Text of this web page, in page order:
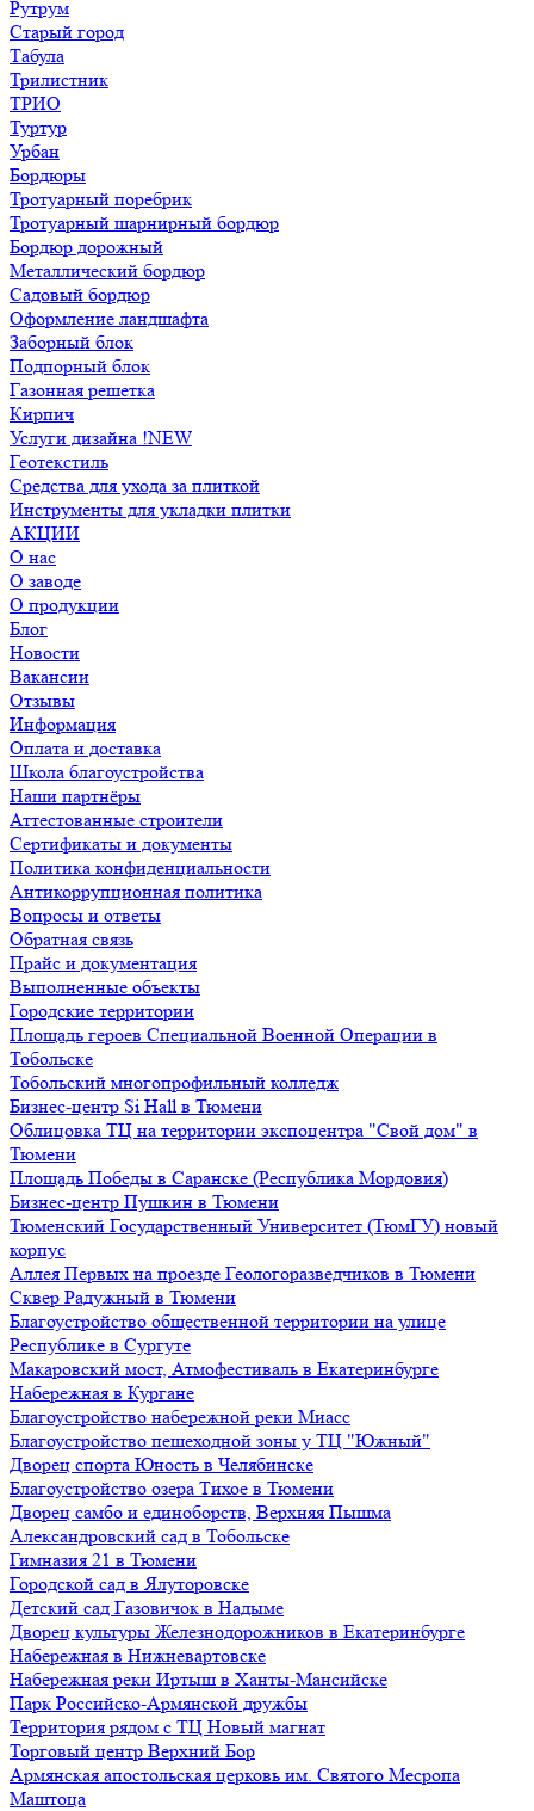
Рутрум
Старый город
Табула
Трилистник
ТРИО
Туртур
Урбан
Бордюры
Тротуарный поребрик
Тротуарный шарнирный бордюр
Бордюр дорожный
Металлический бордюр
Садовый бордюр
Оформление ландшафта
Заборный блок
Подпорный блок
Газонная решетка
Кирпич
Услуги дизайна !NEW
Геотекстиль
Средства для ухода за плиткой
Инструменты для укладки плитки
АКЦИИ
О нас
О заводе
О продукции
Блог
Новости
Вакансии
Отзывы
Информация
Оплата и доставка
Школа благоустройства
Наши партнёры
Аттестованные строители
Сертификаты и документы
Политика конфиденциальности
Антикоррупционная политика
Вопросы и ответы
Обратная связь
Прайс и документация
Выполненные объекты
Городские территории
Площадь героев Специальной Военной Операции в
Тобольске
Тобольский многопрофильный колледж
Бизнес-центр Si Hall в Тюмени
Облицовка ТЦ на территории экспоцентра "Свой дом" в
Тюмени
Площадь Победы в Саранске (Республика Мордовия)
Бизнес-центр Пушкин в Тюмени
Тюменский Государственный Университет (ТюмГУ) новый
корпус
Аллея Первых на проезде Геологоразведчиков в Тюмени
Сквер Радужный в Тюмени
Благоустройство общественной территории на улице
Республике в Сургуте
Макаровский мост, Атмофестиваль в Екатеринбурге
Набережная в Кургане
Благоустройство набережной реки Миасс
Благоустройство пешеходной зоны у ТЦ "Южный"
Дворец спорта Юность в Челябинске
Благоустройство озера Тихое в Тюмени
Дворец самбо и единоборств, Верхняя Пышма
Александровский сад в Тобольске
Гимназия 21 в Тюмени
Городской сад в Ялуторовске
Детский сад Газовичок в Надыме
Дворец культуры Железнодорожников в Екатеринбурге
Набережная в Нижневартовске
Набережная реки Иртыш в Ханты-Мансийске
Парк Российско-Армянской дружбы
Территория рядом с ТЦ Новый магнат
Торговый центр Верхний Бор
Армянская апостольская церковь им. Святого Месропа
Маштоца